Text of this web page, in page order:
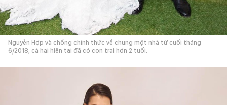
Nguyễn Hợp và chồng chính thức về chung một nhà từ cuối tháng
6/2018, cả hai hiện tại đã có con trai hơn 2 tuổi.